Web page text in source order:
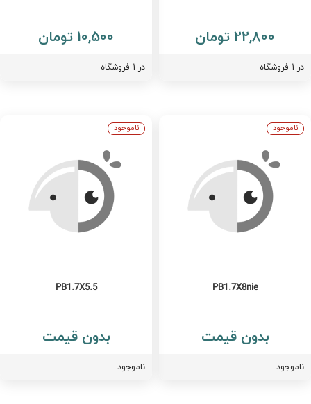
22,800 تومان 10,500 تومان
PB1.7X8nie
بدون قیمت
ناموجود
PB1.7X5.5
بدون قیمت
ناموجود
ناموجود